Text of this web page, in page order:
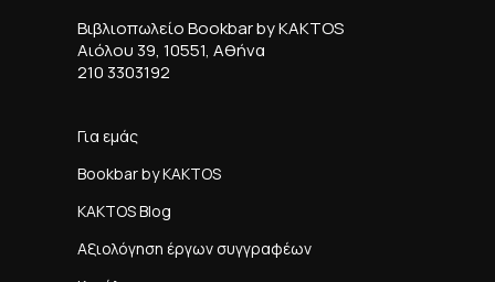
Βιβλιοπωλείο Bookbar by KAKTOS
Αιόλου 39, 10551, Αθήνα
210 3303192
Για εμάς
Bookbar by KAKTOS
KAKTOS Blog
Αξιολόγηση έργων συγγραφέων